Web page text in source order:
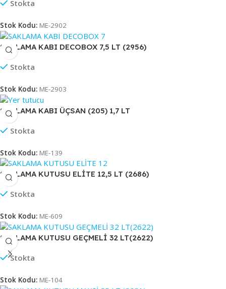
Stokta
Stok Kodu: ME-2902
SAKLAMA KABI DECOBOX 7,5 LT (2956)
Stokta
Stok Kodu: ME-2903
SAKLAMA KABI ÜÇSAN (205) 1,7 LT
Stokta
Stok Kodu: ME-139
SAKLAMA KUTUSU ELİTE 12,5 LT (2686)
Stokta
Stok Kodu: ME-609
SAKLAMA KUTUSU GEÇMELİ 32 LT(2622)
Stokta
Stok Kodu: ME-104